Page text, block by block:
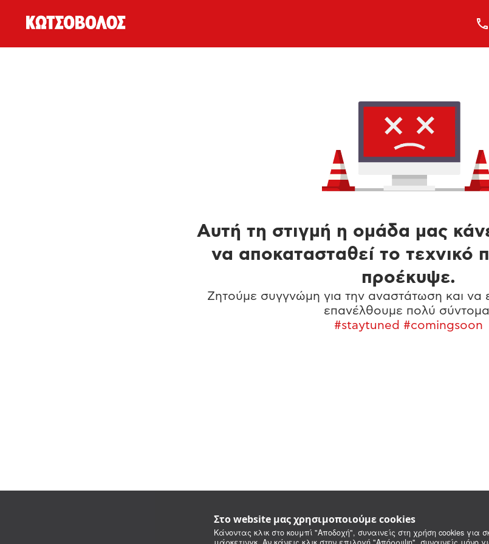
Στο website μας χρησιμοποιούμε cookies
Κάνοντας κλικ στο κουμπί "Αποδοχή", συναινείς στη χρήση cookies για
Αυτή τη στιγμή η ομάδα μας
να αποκατασταθεί το τεχνικό
προέκυψε.
Ζητούμε συγγνώμη για την αναστάτωση και να
επανέλθουμε πολύ
#staytuned #comingsoon